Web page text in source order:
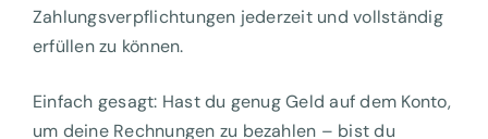
Kontakt
Zahlungsverpflichtungen jederzeit und vollständig
erfüllen zu können.
Einfach gesagt: Hast du genug Geld auf dem Konto,
um deine Rechnungen zu bezahlen – bist du